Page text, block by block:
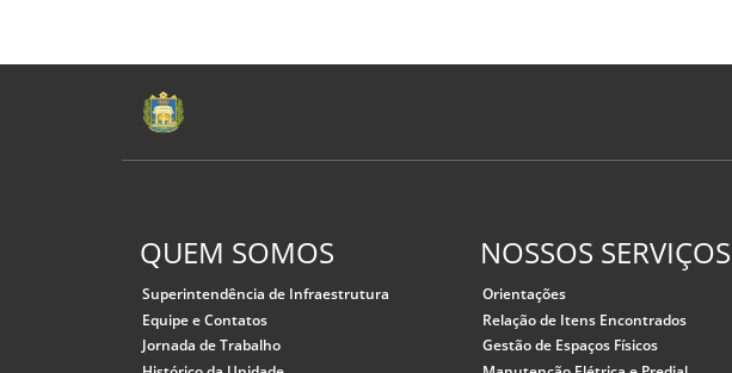
QUEM SOMOS
Superintendência de Infraestrutura
Equipe e Contatos
Jornada de Trabalho
NOSSOS SERVIÇOS
Orientações
Relação de Itens Encontrados
Gestão de Espaços Físicos